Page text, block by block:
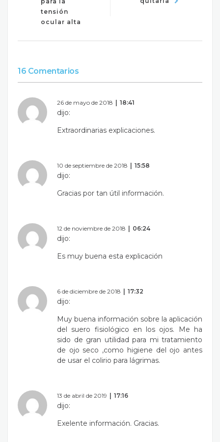
tensión
ocular alta
16 Comentarios
26 de mayo de 2018 18:41
dijo:
Extraordinarias explicaciones.
10 de septiembre de 2018 15:58
dijo:
Gracias por tan útil información.
12 de noviembre de 2018 06:24
dijo:
Es muy buena esta explicación
6 de diciembre de 2018 17:32
dijo:
Muy buena información sobre la aplicación
del suero fisiológico en los ojos. Me ha
sido de gran utilidad para mi tratamiento
de ojo seco ,como higiene del ojo antes
de usar el colirio para lágrimas.
13 de abril de 2019 17:16
dijo:
Exelente información. Gracias.